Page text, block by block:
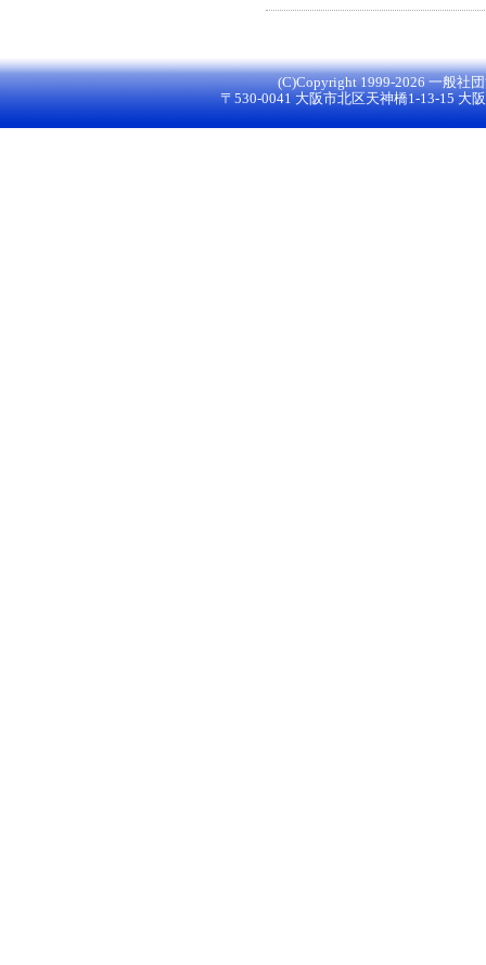
(C)Copyright 1999-2026 一般社
〒530-0041 大阪市北区天神橋1-13-15 大